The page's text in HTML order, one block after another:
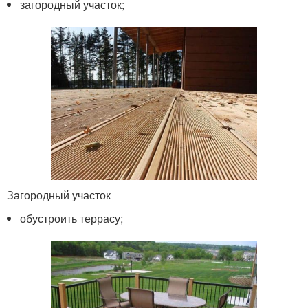
загородный участок;
Загородный участок
обустроить террасу;